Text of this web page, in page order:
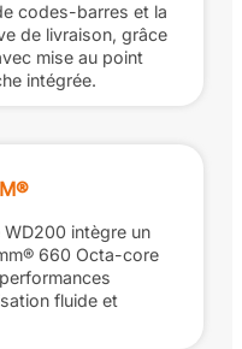
codes-barres et la
de livraison, grâce
mise au point
intégrée.
intègre un
660 Octa-core
fluide et